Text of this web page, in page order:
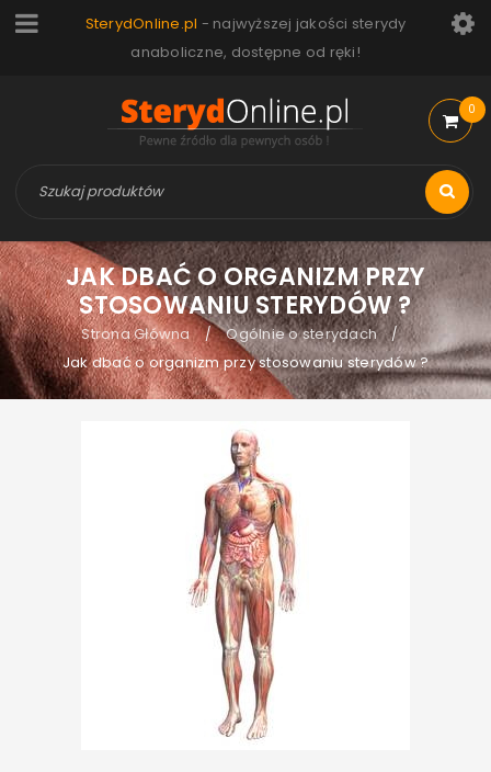
SterydOnline.pl - najwyższej jakości sterydy
anaboliczne, dostępne od ręki!
0
JAK DBAĆ O ORGANIZM PRZY
STOSOWANIU STERYDÓW ?
Strona Główna / Ogólnie o sterydach /
Jak dbać o organizm przy stosowaniu sterydów ?